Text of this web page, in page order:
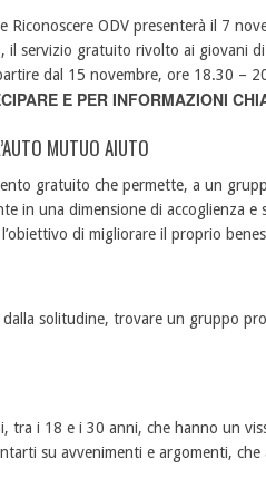
Riconoscere ODV presenterà il 7
il servizio gratuito rivolto ai giovani
dal 15 novembre, ore 18.30 –
E PER INFORMAZIONI
MUTUO AIUTO
gratuito che permette, a un
in una dimensione di accoglienza
di migliorare il proprio
solitudine, trovare un gruppo
tra i 18 e i 30 anni, che hanno un
su avvenimenti e argomenti,